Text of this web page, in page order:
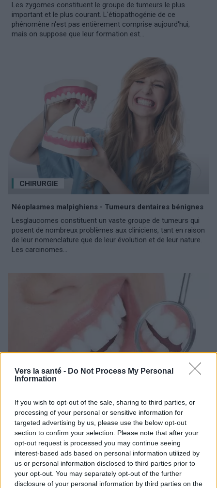
Vers la santé - Do Not Process My Personal
Information
If you wish to opt-out of the sale, sharing to third parties, or
processing of your personal or sensitive information for
targeted advertising by us, please use the below opt-out
section to confirm your selection. Please note that after your
opt-out request is processed you may continue seeing
interest-based ads based on personal information utilized by
us or personal information disclosed to third parties prior to
your opt-out. You may separately opt-out of the further
disclosure of your personal information by third parties on the
Les zygomes constituent le groupe de tumeurs le plus
important et le plus courant. L'étiopathogénie de ce
phénomène n'est pas entièrement comprise aujourd'hui,
mais on suppose que leur formation est...
CHIRURGIE
Néoplasmes malpighiens - Tumeurs dentaires bénignes
Lesglaucomes constituent un vaste groupe de tumeurs qui
posent de nombreux problèmes aux cliniciens, tant en raison
de leur nomenclature que de leur évolution et de leur nature.
Les carcinomes...
CHIRURGIE
Traitement de l'hémisection
Pour de nombreux patients, le nom d'hémisection en
dentisterie n'est pas familier, car ils ne savent pas en quoi
consiste cette procédure ni quand elle est pratiquée. Il s'agit
d'une intervention qui...